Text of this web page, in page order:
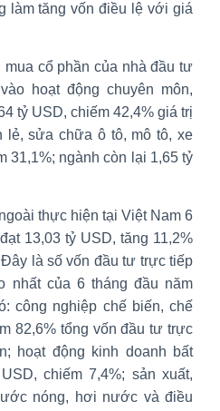
làm tăng vốn điều lệ với giá
cổ phần của nhà đầu tư
hoạt động chuyên môn,
tỷ USD, chiếm 42,4% giá trị
lẻ, sửa chữa ô tô, mô tô, xe
31,1%; ngành còn lại 1,65 tỷ
thực hiện tại Việt Nam 6
13,03 tỷ USD, tăng 11,2%
là số vốn đầu tư trực tiếp
nhất của 6 tháng đầu năm
công nghiệp chế biến, chế
82,6% tổng vốn đầu tư trực
hoạt động kinh doanh bất
chiếm 7,4%; sản xuất,
nóng, hơi nước và điều